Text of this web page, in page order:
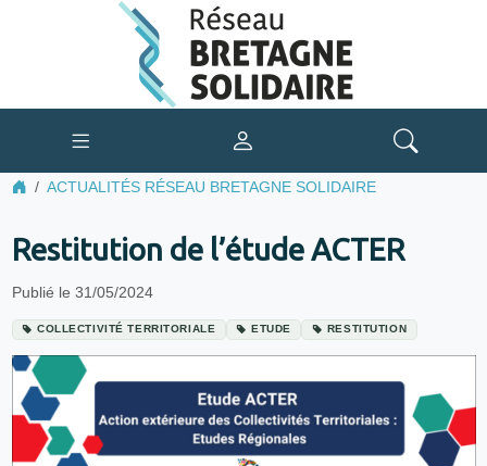
ACTUALITÉS RÉSEAU BRETAGNE SOLIDAIRE
Restitution de l’étude ACTER
Publié le 31/05/2024
COLLECTIVITÉ TERRITORIALE ETUDE RESTITUTION